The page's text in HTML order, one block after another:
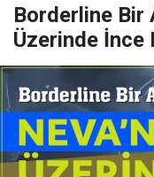
Borderline Bir
Üzerinde İnce